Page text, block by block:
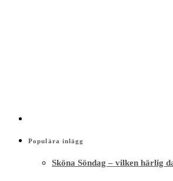
Populära inlägg
Sköna Söndag – vilken härlig